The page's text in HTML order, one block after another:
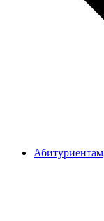
Абитуриентам